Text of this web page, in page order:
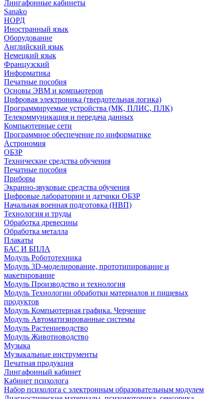
Лингафонные кабинеты
Sanako
НОРД
Иностранный язык
Оборудование
Английский язык
Немецкий язык
Французский
Информатика
Печатные пособия
Основы ЭВМ и компьютеров
Цифровая электроника (твердотельная логика)
Программируемые устройства (МК, ПЛИС, ПЛК)
Телекоммуникация и передача данных
Компьютерные сети
Программное обеспечение по информатике
Астрономия
ОБЗР
Технические средства обучения
Печатные пособия
Приборы
Экранно-звуковые средства обучения
Цифровые лаборатории и датчики ОБЗР
Начальная военная подготовка (НВП)
Технология и труды
Обработка древесины
Обработка металла
Плакаты
БАС И БПЛА
Модуль Робототехника
Модуль 3D-моделирование, прототипирование и
макетирование
Модуль Производство и технология
Модуль Технологии обработки материалов и пищевых
продуктов
Модуль Компьютерная графика. Черчение
Модуль Автоматизированные системы
Модуль Растениеводство
Модуль Животноводство
Музыка
Музыкальные инструменты
Печатная продукция
Лингафонный кабинет
Кабинет психолога
Набор психолога с электронным образовательным модулем